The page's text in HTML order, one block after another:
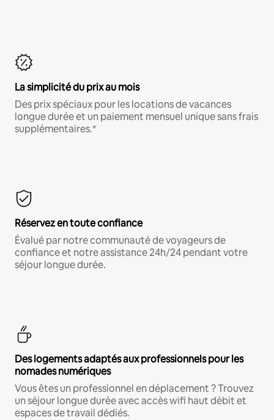
La simplicité du prix au mois
Des prix spéciaux pour les locations de vacances
longue durée et un paiement mensuel unique sans frais
supplémentaires.*
Réservez en toute confiance
Évalué par notre communauté de voyageurs de
confiance et notre assistance 24h/24 pendant votre
séjour longue durée.
Des logements adaptés aux professionnels pour les
nomades numériques
Vous êtes un professionnel en déplacement ? Trouvez
un séjour longue durée avec accès wifi haut débit et
espaces de travail dédiés.